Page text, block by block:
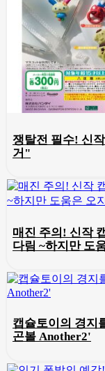
쟁탈전 필수! 신
거"
매진 주의! 신작
다림 ~하지만 도
캡슐토이의 경지
곤볼 Another2'